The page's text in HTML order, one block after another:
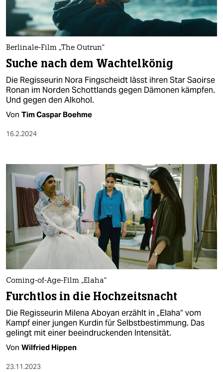
Berlinale-Film „The Outrun“
Suche nach dem Wachtelkönig
Die Regisseurin Nora Fingscheidt lässt ihren Star Saoirse
Ronan im Norden Schottlands gegen Dämonen kämpfen.
Und gegen den Alkohol.
Von Tim Caspar Boehme
16.2.2024
Coming-of-Age-Film „Elaha“
Furchtlos in die Hochzeitsnacht
Die Regisseurin Milena Aboyan erzählt in „Elaha“ vom
Kampf einer jungen Kurdin für Selbstbestimmung. Das
gelingt mit einer beeindruckenden Intensität.
Von Wilfried Hippen
23.11.2023